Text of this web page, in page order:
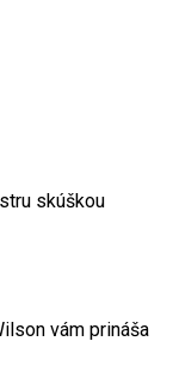
skúškou
vám prináša